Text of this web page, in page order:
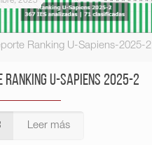
Ranking U-Sapiens-2025-2
Ranking U-Sapiens 2025-2
Leer más